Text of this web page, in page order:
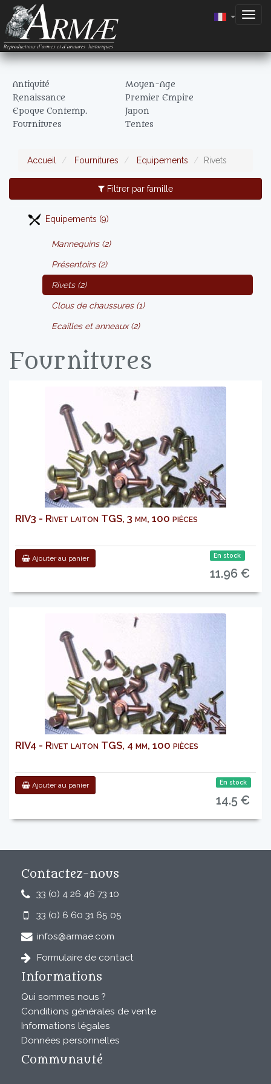
Antiquité
Moyen-Age
Renaissance
Premier Empire
Epoque Contemp.
Japon
Fournitures
Tentes
Accueil Fournitures Equipements Rivets
Filtrer par famille
Equipements (9)
Mannequins (2)
Présentoirs (2)
Rivets (2)
Clous de chaussures (1)
Ecailles et anneaux (2)
Fournitures
RIV3 - Rivet laiton TGS, 3 mm, 100 pièces
Ajouter au panier En stock
11.96 €
RIV4 - Rivet laiton TGS, 4 mm, 100 pièces
Ajouter au panier En stock
14.5 €
Contactez-nous
33 (0) 4 26 46 73 10
33 (0) 6 60 31 65 05
infos@armae.com
Formulaire de contact
Informations
Qui sommes nous ?
Conditions générales de vente
Informations légales
Données personnelles
Communauté